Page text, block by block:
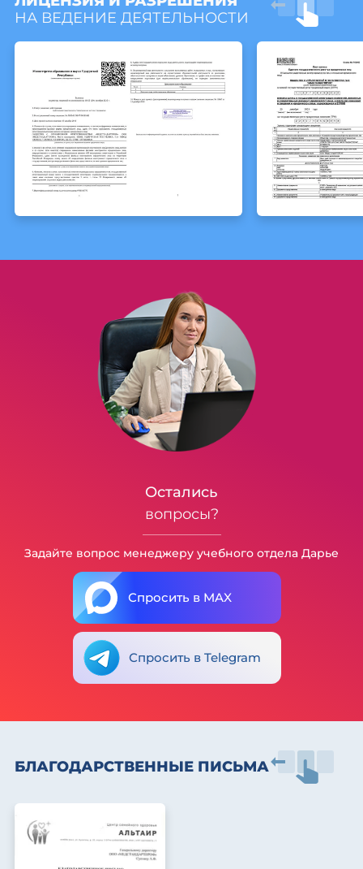
НА ВЕДЕНИЕ ДЕЯТЕЛЬНОСТИ
Остались
вопросы?
Задайте вопрос менеджеру учебного отдела Дарье
Спросить в MAX
Спросить в Telegram
БЛАГОДАРСТВЕННЫЕ ПИСЬМА